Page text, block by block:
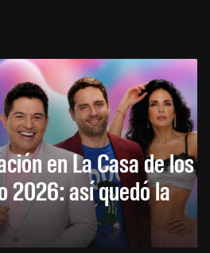
en La Casa de los
2026: así quedó la